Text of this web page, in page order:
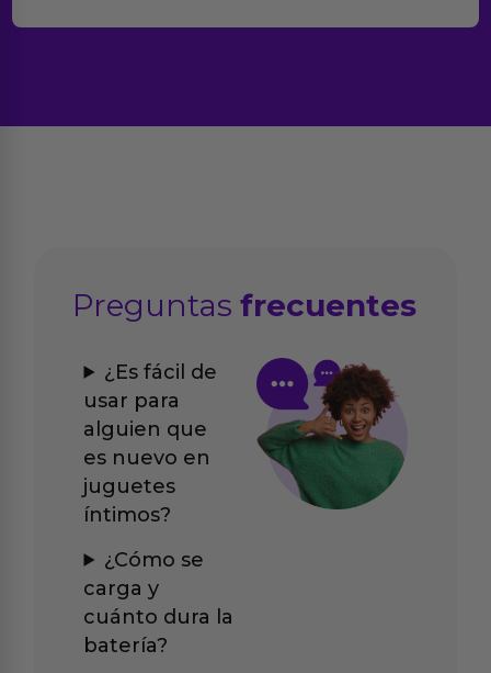
Preguntasfrecuentes
¿Es fácil de
usar para
alguien que
es nuevo en
juguetes
íntimos?
¿Cómo se
carga y
cuánto dura la
batería?